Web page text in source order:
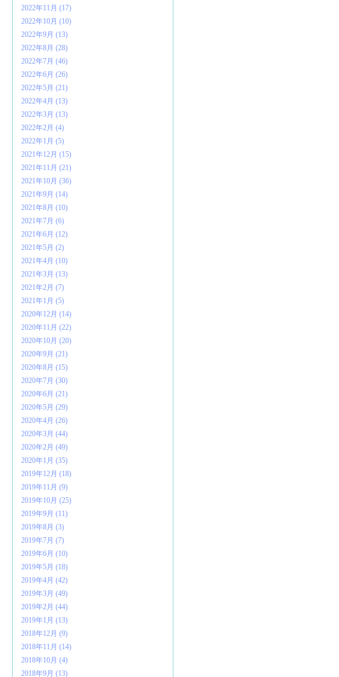
2022年11月 (17)
2022年10月 (10)
2022年9月 (13)
2022年8月 (28)
2022年7月 (46)
2022年6月 (26)
2022年5月 (21)
2022年4月 (13)
2022年3月 (13)
2022年2月 (4)
2022年1月 (5)
2021年12月 (15)
2021年11月 (21)
2021年10月 (36)
2021年9月 (14)
2021年8月 (10)
2021年7月 (6)
2021年6月 (12)
2021年5月 (2)
2021年4月 (10)
2021年3月 (13)
2021年2月 (7)
2021年1月 (5)
2020年12月 (14)
2020年11月 (22)
2020年10月 (20)
2020年9月 (21)
2020年8月 (15)
2020年7月 (30)
2020年6月 (21)
2020年5月 (29)
2020年4月 (26)
2020年3月 (44)
2020年2月 (49)
2020年1月 (35)
2019年12月 (18)
2019年11月 (9)
2019年10月 (25)
2019年9月 (11)
2019年8月 (3)
2019年7月 (7)
2019年6月 (10)
2019年5月 (18)
2019年4月 (42)
2019年3月 (49)
2019年2月 (44)
2019年1月 (13)
2018年12月 (9)
2018年11月 (14)
2018年10月 (4)
2018年9月 (13)